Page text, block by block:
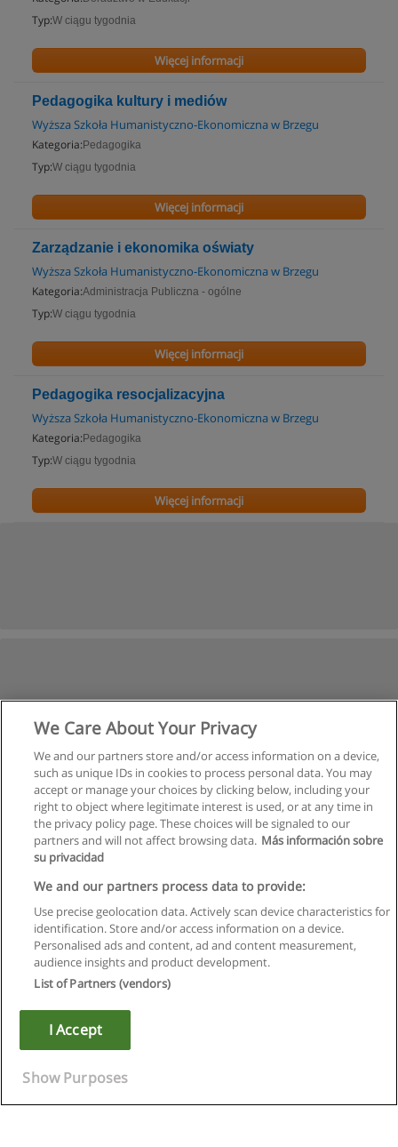
Typ:W ciągu tygodnia
Więcej informacji
Pedagogika kultury i mediów
Wyższa Szkoła Humanistyczno-Ekonomiczna w Brzegu
Kategoria: Pedagogika
Typ:W ciągu tygodnia
Więcej informacji
Zarządzanie i ekonomika oświaty
Wyższa Szkoła Humanistyczno-Ekonomiczna w Brzegu
Kategoria:Administracja Publiczna - ogólne
Typ:W ciągu tygodnia
Więcej informacji
Pedagogika resocjalizacyjna
Wyższa Szkoła Humanistyczno-Ekonomiczna w Brzegu
Kategoria: Pedagogika
Typ:W ciągu tygodnia
Więcej informacji
Regulamin
Polityka ochrony danych osobowych
Copyright © Educaedu Business S.L. - CIF : B-95610580: -
We Care About Your Privacy
We and our partners store and/or access information on a device,
such as unique IDs in cookies to process personal data. You may
accept or manage your choices by clicking below, including your
right to object where legitimate interest is used, or at any time in
the privacy policy page. These choices will be signaled to our
partners and will not affect browsing data. Más información sobre
su privacidad
We and our partners process data to provide:
Use precise geolocation data. Actively scan device characteristics for
identification. Store and/or access information on a device.
Personalised ads and content, ad and content measurement,
audience insights and product development.
List of Partners (vendors)
I Accept
Show Purposes